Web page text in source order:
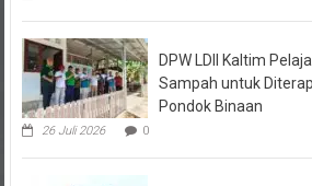
Sampah untuk
Pondok Binaan
26 Juli 2026 0